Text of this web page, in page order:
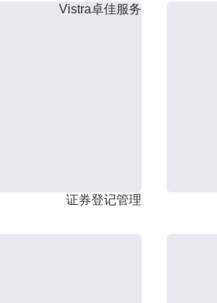
Vistra卓佳服务
证券登记管理